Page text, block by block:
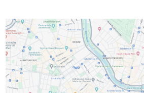
Wertschätzende Umgangsformen
Verantwortungs- und Pflichtbewusstsein
onkologischen Pflege setzen wir voraus
gutes & familiäres Arbeitsklima, stabile
Mitarbeiterorientierter Führungsstil
Selbständiges, autonomes